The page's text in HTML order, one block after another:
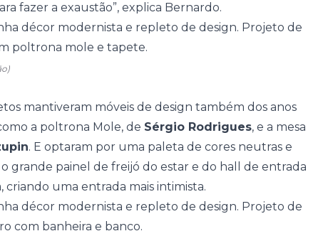
fazer a exaustão”, explica Bernardo.
mantiveram móveis de design também dos anos
a poltrona Mole, de Sérgio Rodrigues, e a mesa
. E optaram por uma paleta de cores neutras e
grande painel de freijó do estar e do hall de entrada
uma entrada mais intimista.